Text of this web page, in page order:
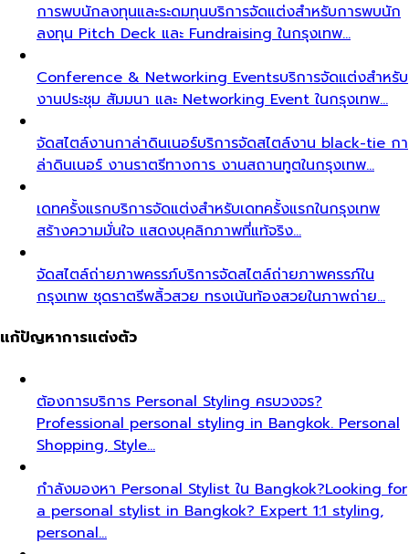
การพบนักลงทุนและระดมทุนบริการจัดแต่งสำหรับการพบนัก
ลงทุน Pitch Deck และ Fundraising ในกรุงเทพ…
Conference & Networking Eventsบริการจัดแต่งสำหรับ
งานประชุม สัมมนา และ Networking Event ในกรุงเทพ…
จัดสไตล์งานกาล่าดินเนอร์บริการจัดสไตล์งาน black-tie กา
ล่าดินเนอร์ งานราตรีทางการ งานสถานทูตในกรุงเทพ…
เดทครั้งแรกบริการจัดแต่งสำหรับเดทครั้งแรกในกรุงเทพ
สร้างความมั่นใจ แสดงบุคลิกภาพที่แท้จริง…
จัดสไตล์ถ่ายภาพครรภ์บริการจัดสไตล์ถ่ายภาพครรภ์ใน
กรุงเทพ ชุดราตรีพลิ้วสวย ทรงเน้นท้องสวยในภาพถ่าย…
แก้ปัญหาการแต่งตัว
ต้องการบริการ Personal Styling ครบวงจร?
Professional personal styling in Bangkok. Personal
Shopping, Style…
กำลังมองหา Personal Stylist ใน Bangkok?Looking for
a personal stylist in Bangkok? Expert 1:1 styling,
personal…